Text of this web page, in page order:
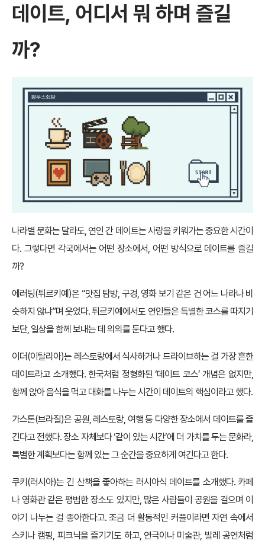
데이트, 어디서 뭐 하며 즐길
까?
나라별 문화는 달라도, 연인 간 데이트는 사랑을 키워가는 중요한 시간이
다. 그렇다면 각국에서는 어떤 장소에서, 어떤 방식으로 데이트를 즐길
까?
에러팅(튀르키예)은 “맛집 탐방, 구경, 영화 보기 같은 건 어느 나라나 비
슷하지 않냐”며 웃었다. 튀르키예에서도 연인들은 특별한 코스를 따지기
보단, 일상을 함께 보내는 데 의의를 둔다고 했다.
이더(이탈리아)는 레스토랑에서 식사하거나 드라이브하는 걸 가장 흔한
데이트라고 소개했다. 한국처럼 정형화된 ‘데이트 코스’ 개념은 없지만,
함께 앉아 음식을 먹고 대화를 나누는 시간이 데이트의 핵심이라고 했다.
가스톤(브라질)은 공원, 레스토랑, 여행 등 다양한 장소에서 데이트를 즐
긴다고 전했다. 장소 자체보다 ‘같이 있는 시간’에 더 가치를 두는 문화라,
특별한 계획보다는 함께 있는 그 순간을 중요하게 여긴다고 한다.
쿠키(러시아)는 긴 산책을 좋아하는 러시아식 데이트를 소개했다. 카페
나 영화관 같은 평범한 장소도 있지만, 많은 사람들이 공원을 걸으며 이
야기 나누는 걸 좋아한다고. 조금 더 활동적인 커플이라면 자연 속에서
스키나 캠핑, 피크닉을 즐기기도 하고, 연극이나 미술관, 발레 공연처럼